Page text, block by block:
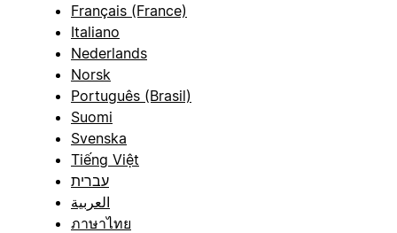
Français (France)
Italiano
Nederlands
Norsk
Português (Brasil)
Suomi
Svenska
Tiếng Việt
עברית
العربية
ภาษาไทย